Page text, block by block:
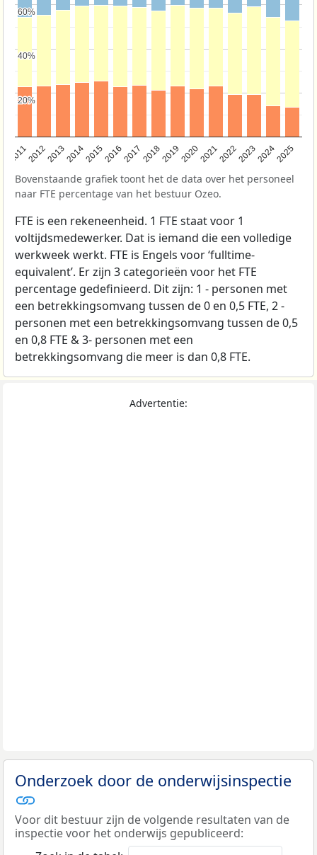
201120122013201420152016201720182019202020212022202320242025
20%
20%
40%
40%
60%
60%
Bovenstaande grafiek toont het de data over het personeel
naar FTE percentage van het bestuur Ozeo.
FTE is een rekeneenheid. 1 FTE staat voor 1
voltijdsmedewerker. Dat is iemand die een volledige
werkweek werkt. FTE is Engels voor ‘fulltime-
equivalent’. Er zijn 3 categorieën voor het FTE
percentage gedefinieerd. Dit zijn: 1 - personen met
een betrekkingsomvang tussen de 0 en 0,5 FTE, 2 -
personen met een betrekkingsomvang tussen de 0,5
en 0,8 FTE & 3- personen met een
betrekkingsomvang die meer is dan 0,8 FTE.
Advertentie:
Onderzoek door de onderwijsinspectie
Voor dit bestuur zijn de volgende resultaten van de
inspectie voor het onderwijs gepubliceerd: